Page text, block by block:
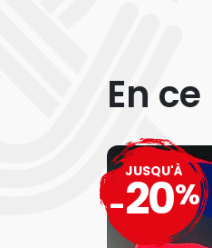
En ce
JUSQU'À
-20%